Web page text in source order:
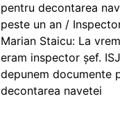
pentru decontarea
peste un an /
Marian Staicu: La
eram inspector șef.
depunem documente
decontarea navetei